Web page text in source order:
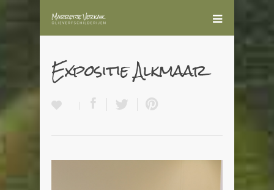
Expositie Alkmaar